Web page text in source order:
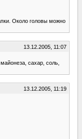
Около головы можно
13.12.2005, 11:07
сахар, соль,
13.12.2005, 11:19